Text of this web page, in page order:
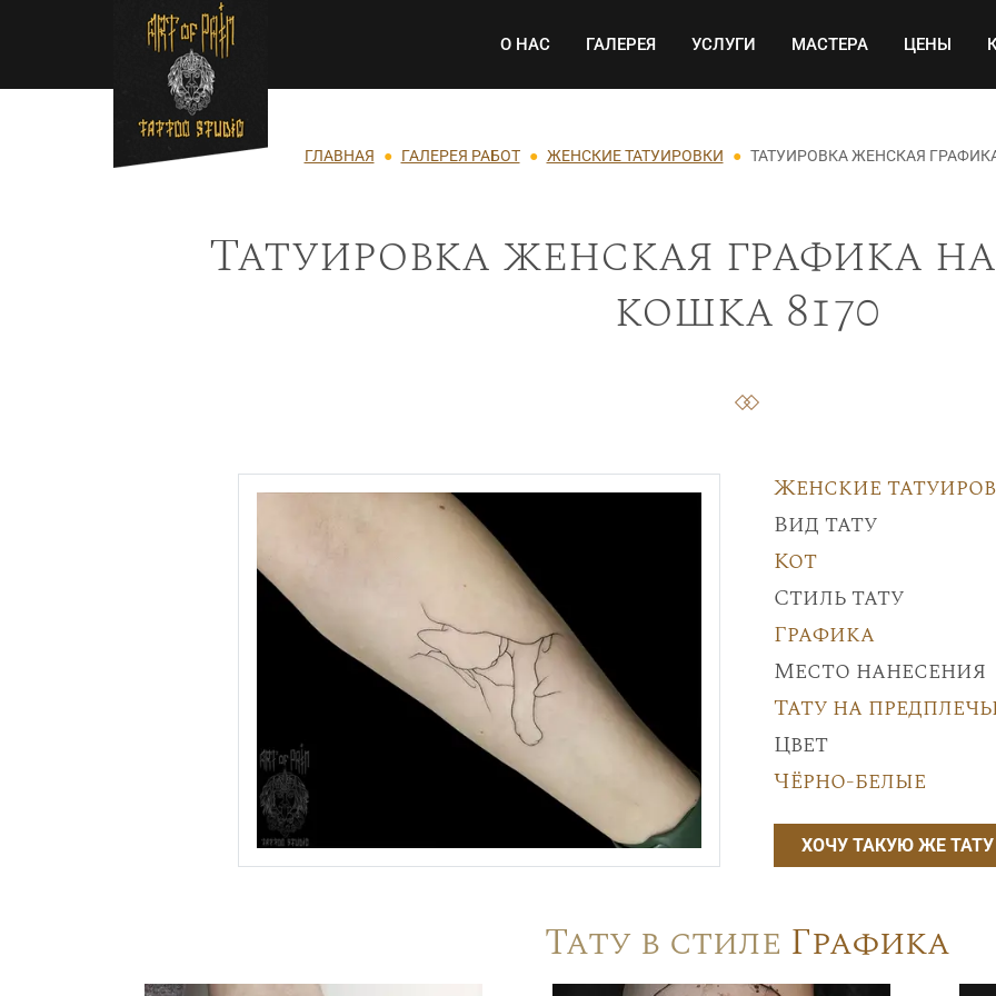
Перейти к основному содержанию Основная навигация
О НАС ГАЛЕРЕЯ УСЛУГИ МАСТЕРА ЦЕНЫ
Строка навигации
ГЛАВНАЯ ГАЛЕРЕЯ РАБОТ ЖЕНСКИЕ ТАТУИРОВКИ ТАТУИРОВКА ЖЕНСКАЯ
Татуировка женская графика
кошка 8170
Женские
Вид тату
Кот
Стиль тату
Графика
Место нанесения
Тату на
Цвет
Чёрно-белые
ХОЧУ ТАКУЮ ЖЕ ТАТУ
Тату в стиле Графика